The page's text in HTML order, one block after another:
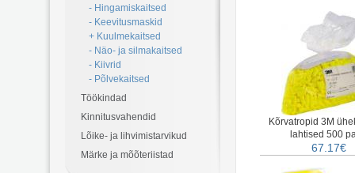
- Hingamiskaitsed
- Keevitusmaskid
+ Kuulmekaitsed
- Näo- ja silmakaitsed
- Kiivrid
- Põlvekaitsed
Töökindad
Kinnitusvahendid
Lõike- ja lihvimistarvikud
Märke ja mõõteriistad
Kõrvatropid 3M
lahtised 500
67.17€